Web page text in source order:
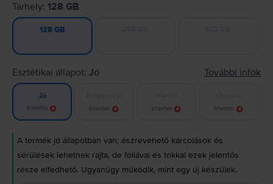
Tárhely: 128 GB
128 GB
Esztétikai állapot: Jó További infók
Jó
Értesítés Értesítés Értesítés Értesítés
A termék jó állapotban van; észrevehető karcolások és
sérülések lehetnek rajta, de fóliával és tokkal ezek jelentős
része elfedhető. Ugyanúgy működik, mint egy új készülék.